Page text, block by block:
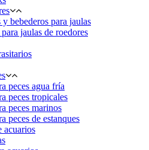
y bebederos para jaulas
jaulas de roedores
peces agua fría
peces tropicales
peces marinos
peces de estanques
acuarios